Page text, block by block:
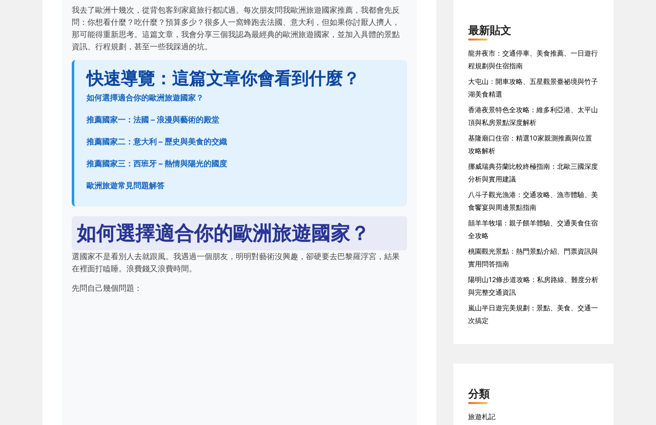
我去了歐洲十幾次，從背包客到家庭旅行都試過。每次朋友問我歐洲旅遊國家推薦，我都會先反
問：你想看什麼？吃什麼？預算多少？很多人一窩蜂跑去法國、意大利，但如果你討厭人擠人，
那可能得重新思考。這篇文章，我會分享三個我認為最經典的歐洲旅遊國家，並加入具體的景點
資訊、行程規劃，甚至一些我踩過的坑。
快速導覽：這篇文章你會看到什麼？
如何選擇適合你的歐洲旅遊國家？
推薦國家一：法國 – 浪漫與藝術的殿堂
推薦國家二：意大利 – 歷史與美食的交織
推薦國家三：西班牙 – 熱情與陽光的國度
歐洲旅遊常見問題解答
如何選擇適合你的歐洲旅遊國家？
選國家不是看別人去就跟風。我遇過一個朋友，明明對藝術沒興趣，卻硬要去巴黎羅浮宮，結果
在裡面打瞌睡。浪費錢又浪費時間。
先問自己幾個問題：
最新貼文
龍井夜市：交通停車、美食推薦、一日遊行
程規劃與住宿指南
大屯山：開車攻略、五星觀景臺祕境與竹子
湖美食精選
香港夜景特色全攻略：維多利亞港、太平山
頂與私房景點深度解析
基隆廟口住宿：精選10家親測推薦與位置
攻略解析
挪威瑞典芬蘭比較終極指南：北歐三國深度
分析與實用建議
八斗子觀光漁港：交通攻略、漁市體驗、美
食饗宴與周邊景點指南
囍羊羊牧場：親子餵羊體驗、交通美食住宿
全攻略
桃園觀光景點：熱門景點介紹、門票資訊與
實用問答指南
陽明山12條步道攻略：私房路線、難度分析
與完整交通資訊
嵐山半日遊完美規劃：景點、美食、交通一
次搞定
分類
旅遊札記